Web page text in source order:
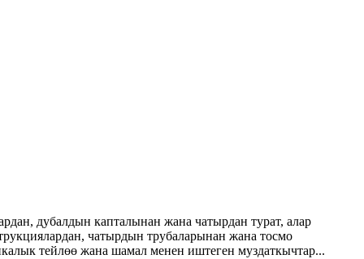
дубалдын капталынан жана чатырдан турат, алар
чатырдын трубаларынан жана тосмо
тейлөө жана шамал менен иштеген муздаткычтар...